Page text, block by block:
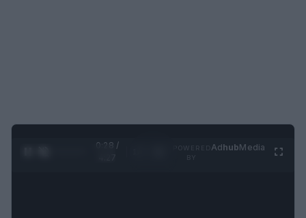
0:29 /
AdhubMedia